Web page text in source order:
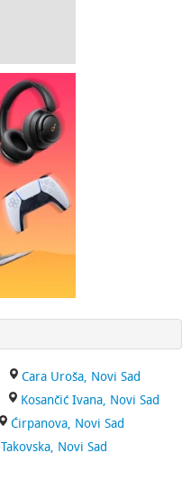
Cara Uroša, Novi Sad
Kosančić Ivana, Novi Sad
Ćirpanova, Novi Sad
Takovska, Novi Sad